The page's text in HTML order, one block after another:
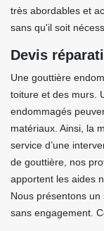
très abordables et
sans qu'il soit
Devis
Une gouttière
toiture et des murs.
endommagés
matériaux. Ainsi, la
service d’une
de gouttière, nos
apportent les aides
Nous présentons
sans engagement.